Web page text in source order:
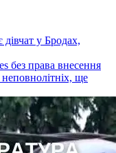
у Бродах,
без права внесення
неповнолітніх, ще